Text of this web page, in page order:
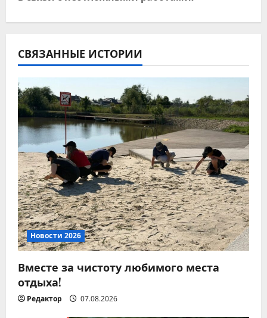
ц
и
я
п
о
з
а
п
и
с
я
м
СВЯЗАННЫЕ ИСТОРИИ
Новости 2026
Вместе за чистоту любимого места
отдыха!
Редактор 07.08.2026